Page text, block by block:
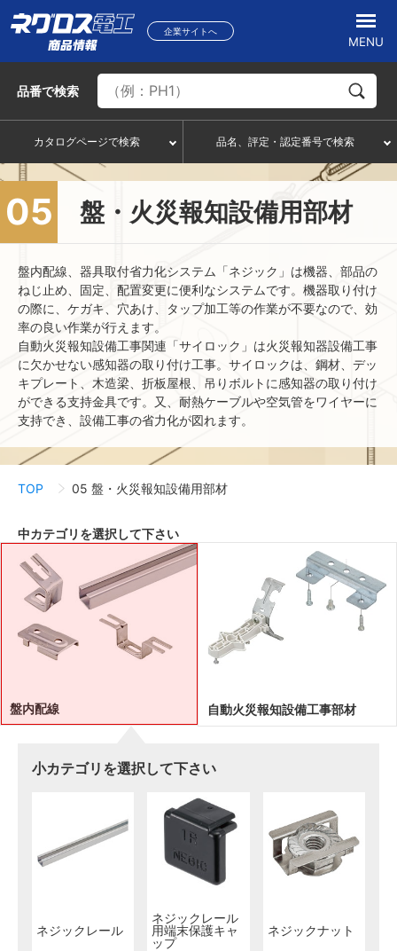
企業サイトへ
MENU
品番で検索
カタログページで検索 品名、評定・認定番号で検索
05 盤・火災報知設備用部材
盤内配線、器具取付省力化システム「ネジック」は機器、部品の
ねじ止め、固定、配置変更に便利なシステムです。機器取り付け
の際に、ケガキ、穴あけ、タップ加工等の作業が不要なので、効
率の良い作業が行えます。
自動火災報知設備工事関連「サイロック」は火災報知器設備工事
に欠かせない感知器の取り付け工事。サイロックは、鋼材、デッ
キプレート、木造梁、折板屋根、吊りボルトに感知器の取り付け
ができる支持金具です。又、耐熱ケーブルや空気管をワイヤーに
支持でき、設備工事の省力化が図れます。
TOP 05 盤・火災報知設備用部材
中カテゴリを選択して下さい
盤内配線
小カテゴリを選択して下さい
ネジックレール
ネジックレール
用端末保護キャ
ップ
ネジックナット
自動火災報知設備工事部材